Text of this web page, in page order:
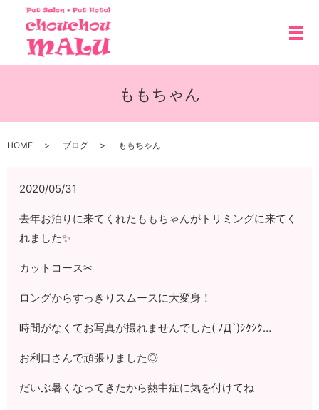
メ
ももちゃん
HOME ブログ ももちゃん
2020/05/31
去年お泊りに来てくれたももちゃんがトリミングに来てく
れました✨
カットコース✂
ロングからすっきりスムースに大変身！
時間がなくてお写真が撮れませんでした( ﾉД`)ｼｸｼｸ…
お利口さんで頑張りました◎
だいぶ暑くなってきたから熱中症に気を付けてね